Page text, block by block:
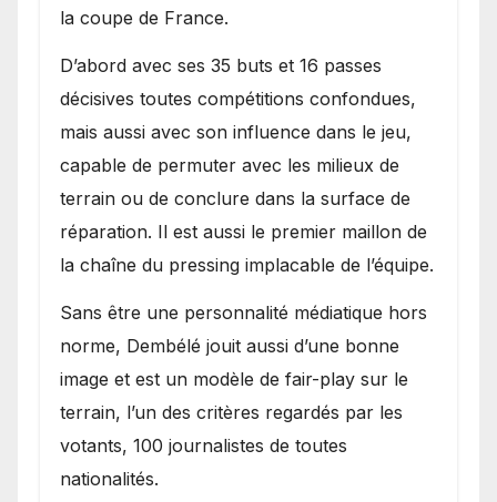
la coupe de France.
D’abord avec ses 35 buts et 16 passes
décisives toutes compétitions confondues,
mais aussi avec son influence dans le jeu,
capable de permuter avec les milieux de
terrain ou de conclure dans la surface de
réparation. Il est aussi le premier maillon de
la chaîne du pressing implacable de l’équipe.
Sans être une personnalité médiatique hors
norme, Dembélé jouit aussi d’une bonne
image et est un modèle de fair-play sur le
terrain, l’un des critères regardés par les
votants, 100 journalistes de toutes
nationalités.